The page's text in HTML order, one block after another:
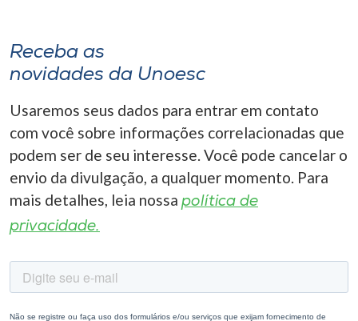
Receba as
novidades da Unoesc
Usaremos seus dados para entrar em contato
com você sobre informações correlacionadas que
podem ser de seu interesse. Você pode cancelar o
envio da divulgação, a qualquer momento. Para
mais detalhes, leia nossa política de
privacidade.